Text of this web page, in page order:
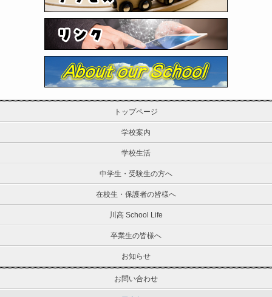
トップページ
学校案内
学校生活
中学生・受験生の方へ
在校生・保護者の皆様へ
川高 School Life
卒業生の皆様へ
お知らせ
お問い合わせ